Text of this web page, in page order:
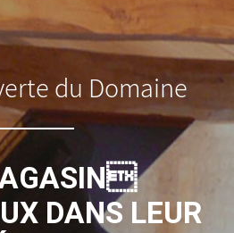
du Domaine
DANS LEUR